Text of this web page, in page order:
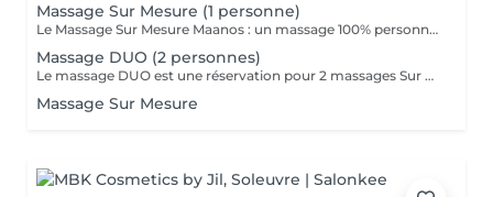
Massage Sur Mesure (1 personne)
Le Massage Sur Mesure Maanos : un massage 100% personnalisé en fonction de vos besoins et de vos envies !
Massage DUO (2 personnes)
Le massage DUO est une réservation pour 2 massages Sur Mesure, en même temps dans la même cabine. Les 2 personnes pourront personnaliser leurs massages en fonction de leurs envies. Possibilité de demander 2 cabines séparées en arrivant sur place.
Massage Sur Mesure